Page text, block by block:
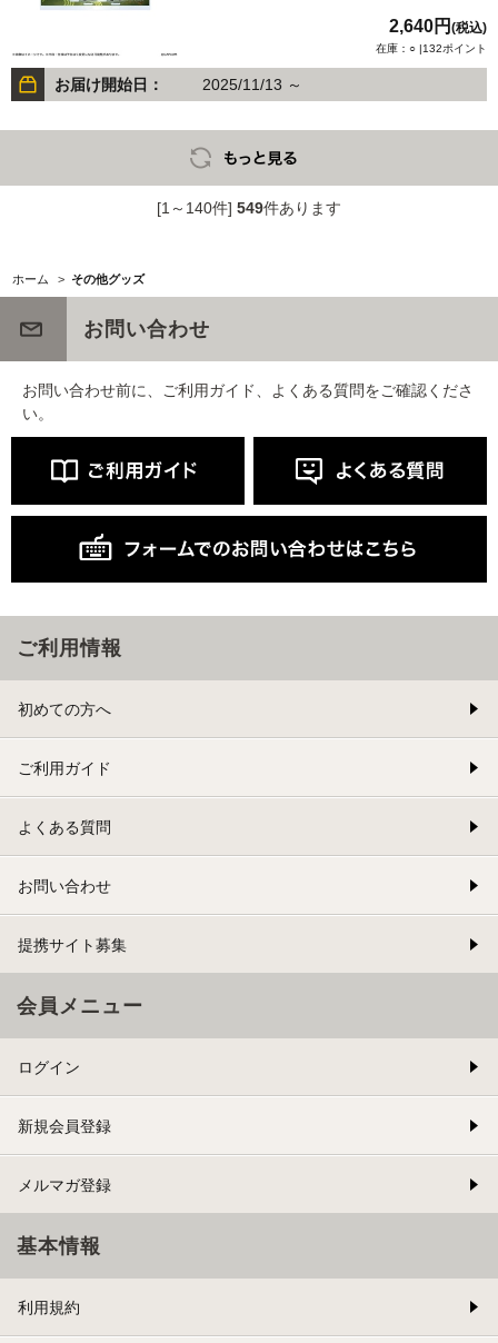
2,640円 (税込)
在庫：○ |132ポイント
お届け開始日： 2025/11/13 ～
[1～140件] 549件あります
ホーム > その他グッズ
お問い合わせ
お問い合わせ前に、ご利用ガイド、よくある質問をご確認くださ
い。
ご利用情報
初めての方へ
ご利用ガイド
よくある質問
お問い合わせ
提携サイト募集
会員メニュー
ログイン
新規会員登録
メルマガ登録
基本情報
利用規約